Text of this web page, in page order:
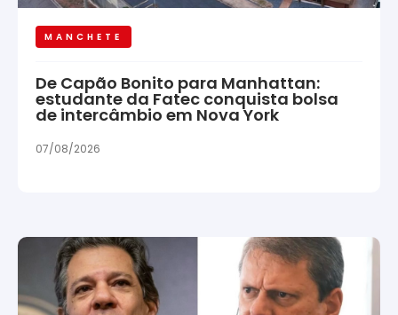
MANCHETE
De Capão Bonito para Manhattan:
estudante da Fatec conquista bolsa
de intercâmbio em Nova York
07/08/2026